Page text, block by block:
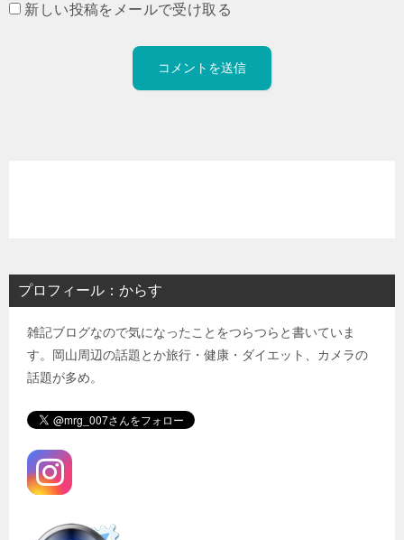
新しい投稿をメールで受け取る
プロフィール：からす
雑記ブログなので気になったことをつらつらと書いていま
す。岡山周辺の話題とか旅行・健康・ダイエット、カメラの
話題が多め。